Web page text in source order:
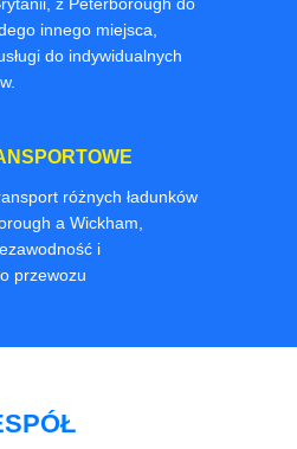
innego miejsca,
do indywidualnych
różnych ładunków
a Wickham,
i
przewozu